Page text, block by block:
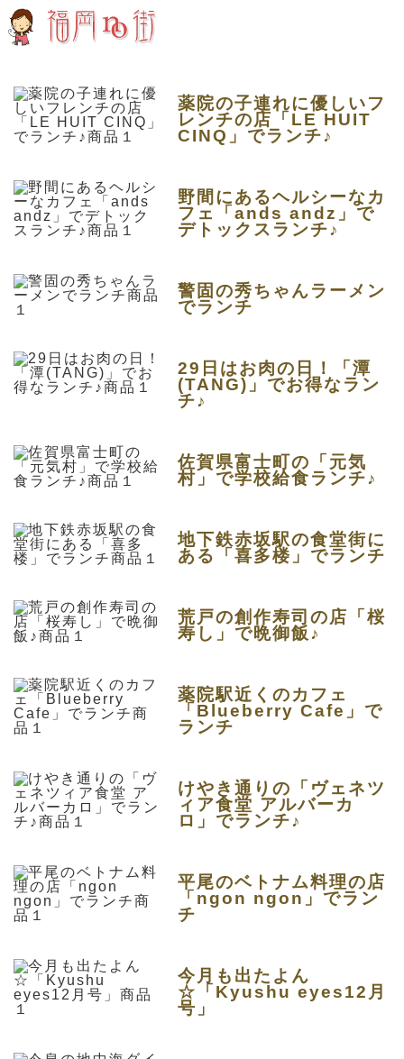
薬院の子連れに優しいフ
レンチの店「LE HUIT
CINQ」でランチ♪
野間にあるヘルシーなカ
フェ「ands andz」で
デトックスランチ♪
警固の秀ちゃんラーメン
でランチ
29日はお肉の日！「潭
(TANG)」でお得なラン
チ♪
佐賀県富士町の「元気
村」で学校給食ランチ♪
地下鉄赤坂駅の食堂街に
ある「喜多楼」でランチ
荒戸の創作寿司の店「桜
寿し」で晩御飯♪
薬院駅近くのカフェ
「Blueberry Cafe」で
ランチ
けやき通りの「ヴェネツ
ィア食堂 アルバーカ
ロ」でランチ♪
平尾のベトナム料理の店
「ngon ngon」でラン
チ
今月も出たよん
☆「Kyushu eyes12月
号」